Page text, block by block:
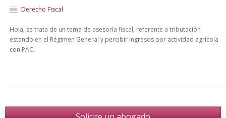
Derecho Fiscal
Hola, se trata de un tema de asesoría fiscal, referente a tributación
estando en el Régimen General y percibir ingresos por actividad agrícola
con PAC.